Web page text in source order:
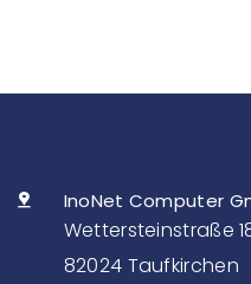
InoNet Computer
Wettersteinstraße
82024 Taufkirchen